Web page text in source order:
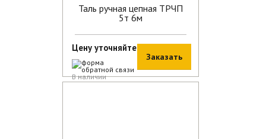
Таль ручная цепная ТРЧП
5т 6м
Цену уточняйте
В наличии
Заказать